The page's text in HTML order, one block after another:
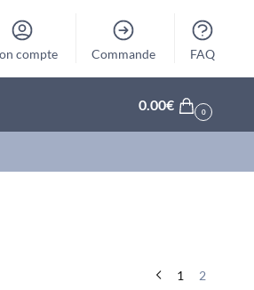
compte Commande FAQ
0.00€ 0
1 2